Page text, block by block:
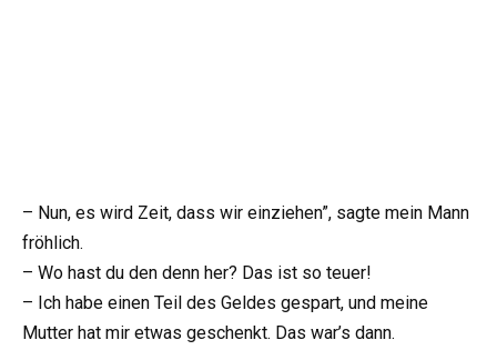
– Nun, es wird Zeit, dass wir einziehen”, sagte mein Mann
fröhlich.
– Wo hast du den denn her? Das ist so teuer!
– Ich habe einen Teil des Geldes gespart, und meine
Mutter hat mir etwas geschenkt. Das war’s dann.